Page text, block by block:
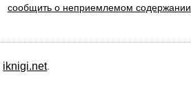
сообщить о неприемлемом содержании
iknigi.net.